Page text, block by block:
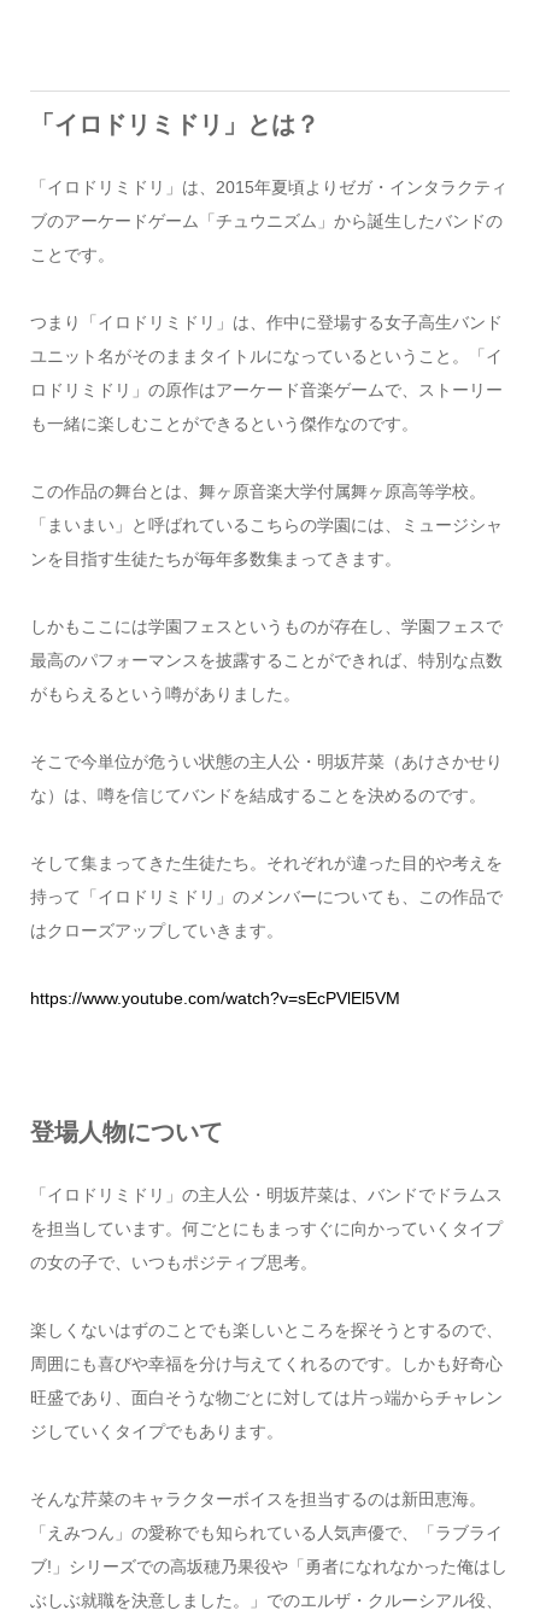
「イロドリミドリ」とは？
「イロドリミドリ」は、2015年夏頃よりゼガ・インタラクティ
ブのアーケードゲーム「チュウニズム」から誕生したバンドの
ことです。
つまり「イロドリミドリ」は、作中に登場する女子高生バンド
ユニット名がそのままタイトルになっているということ。「イ
ロドリミドリ」の原作はアーケード音楽ゲームで、ストーリー
も一緒に楽しむことができるという傑作なのです。
この作品の舞台とは、舞ヶ原音楽大学付属舞ヶ原高等学校。
「まいまい」と呼ばれているこちらの学園には、ミュージシャ
ンを目指す生徒たちが毎年多数集まってきます。
しかもここには学園フェスというものが存在し、学園フェスで
最高のパフォーマンスを披露することができれば、特別な点数
がもらえるという噂がありました。
そこで今単位が危うい状態の主人公・明坂芹菜（あけさかせり
な）は、噂を信じてバンドを結成することを決めるのです。
そして集まってきた生徒たち。それぞれが違った目的や考えを
持って「イロドリミドリ」のメンバーについても、この作品で
はクローズアップしていきます。
https://www.youtube.com/watch?v=sEcPVlEl5VM
登場人物について
「イロドリミドリ」の主人公・明坂芹菜は、バンドでドラムス
を担当しています。何ごとにもまっすぐに向かっていくタイプ
の女の子で、いつもポジティブ思考。
楽しくないはずのことでも楽しいところを探そうとするので、
周囲にも喜びや幸福を分け与えてくれるのです。しかも好奇心
旺盛であり、面白そうな物ごとに対しては片っ端からチャレン
ジしていくタイプでもあります。
そんな芹菜のキャラクターボイスを担当するのは新田恵海。
「えみつん」の愛称でも知られている人気声優で、「ラブライ
ブ!」シリーズでの高坂穂乃果役や「勇者になれなかった俺はし
ぶしぶ就職を決意しました。」でのエルザ・クルーシアル役、